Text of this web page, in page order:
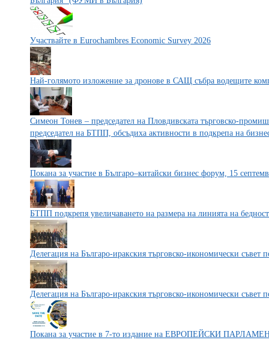
Участвайте в Eurochambres Economic Survey 2026
Най-голямото изложение за дронове в САЩ събра водещите
Симеон Тонев – председател на Пловдивската търговско-
председател на БТПП, обсъдиха активности в подкрепа на
Покана за участие в Българо–китайски бизнес форум, 15
БТПП подкрепя увеличаването на размера на линията на
Делегация на Българо-иракския търговско-икономически съвет
Делегация на Българо-иракския търговско-икономически съвет
Покана за участие в 7-то издание на ЕВРОПЕЙСКИ